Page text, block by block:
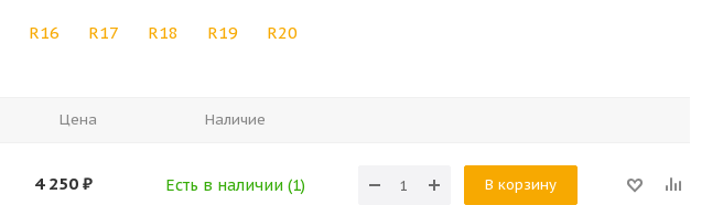
R16 R17 R18 R19 R20
Цена Наличие
4 250 ₽ Есть в наличии (1) В корзину